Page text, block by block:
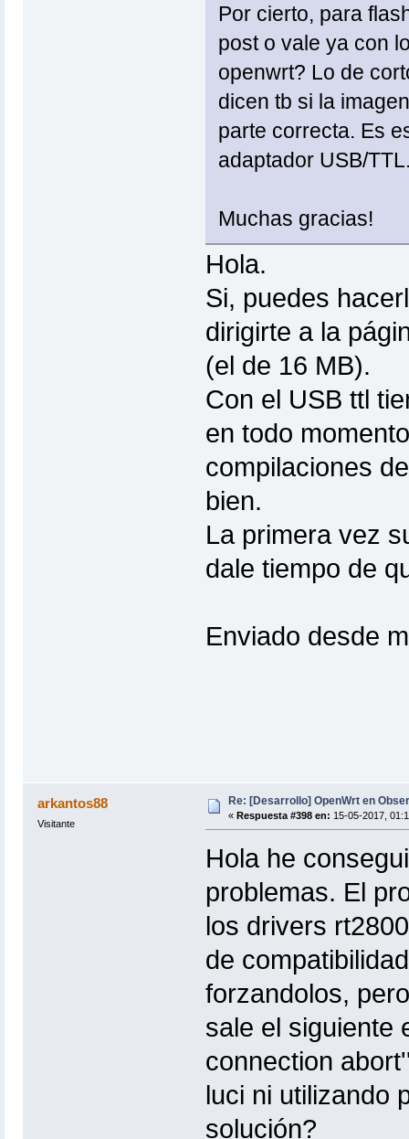
Por cierto, para
post o vale ya con
openwrt? Lo de
dicen tb si la
parte correcta. Es
adaptador USB/
Muchas gracias!
Hola.
Si, puedes
dirigirte a la
(el de 16 MB).
Con el USB ttl
en todo
compilaciones
bien.
La primera vez
dale tiempo de
Enviado desde
arkantos88
Visitante
Re: [Desarrollo] OpenWrt en
« Respuesta #398 en: 15-05-2017,
Hola he
problemas. El
los drivers
de
forzandolos,
sale el siguiente
connection
luci ni utilizando
solución?